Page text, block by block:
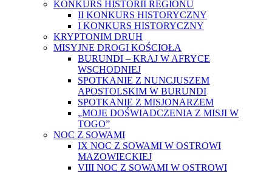
KONKURS HISTORII REGIONU
II KONKURS HISTORYCZNY
I KONKURS HISTORYCZNY
KRYPTONIM DRUH
MISYJNE DROGI KOŚCIOŁA
BURUNDI – KRAJ W AFRYCE
WSCHODNIEJ
SPOTKANIE Z NUNCJUSZEM
APOSTOLSKIM W BURUNDI
SPOTKANIE Z MISJONARZEM
„MOJE DOŚWIADCZENIA Z MISJI W
TOGO”
NOC Z SOWAMI
IX NOC Z SOWAMI W OSTROWI
MAZOWIECKIEJ
VIII NOC Z SOWAMI W OSTROWI